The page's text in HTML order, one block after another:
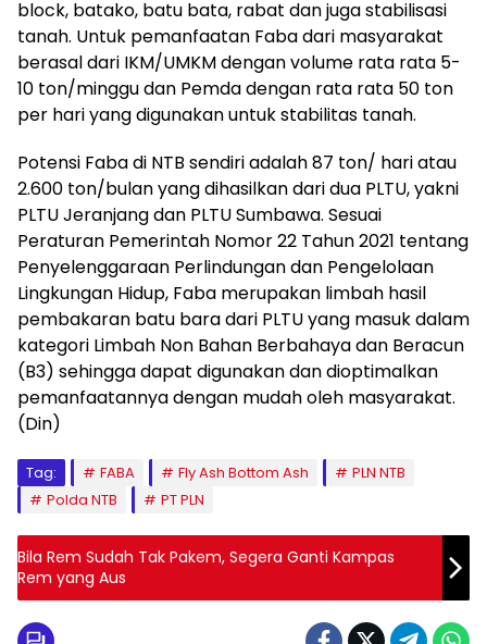
block, batako, batu bata, rabat dan juga stabilisasi
tanah. Untuk pemanfaatan Faba dari masyarakat
berasal dari IKM/UMKM dengan volume rata rata 5-
10 ton/minggu dan Pemda dengan rata rata 50 ton
per hari yang digunakan untuk stabilitas tanah.
Potensi Faba di NTB sendiri adalah 87 ton/ hari atau
2.600 ton/bulan yang dihasilkan dari dua PLTU, yakni
PLTU Jeranjang dan PLTU Sumbawa. Sesuai
Peraturan Pemerintah Nomor 22 Tahun 2021 tentang
Penyelenggaraan Perlindungan dan Pengelolaan
Lingkungan Hidup, Faba merupakan limbah hasil
pembakaran batu bara dari PLTU yang masuk dalam
kategori Limbah Non Bahan Berbahaya dan Beracun
(B3) sehingga dapat digunakan dan dioptimalkan
pemanfaatannya dengan mudah oleh masyarakat.
(Din)
Tag: FABA Fly Ash Bottom Ash
PLN NTB
Polda NTB
PT PLN
Bila Rem Sudah Tak Pakem, Segera Ganti Kampas
Rem yang Aus